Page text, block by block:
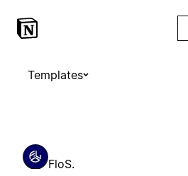
Templates
FloS.